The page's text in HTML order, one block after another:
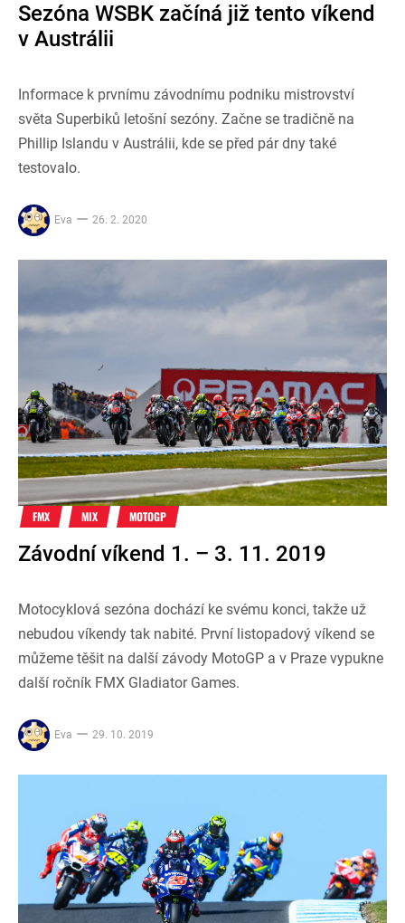
Sezóna WSBK začíná již tento víkend
v Austrálii
Informace k prvnímu závodnímu podniku mistrovství
světa Superbiků letošní sezóny. Začne se tradičně na
Phillip Islandu v Austrálii, kde se před pár dny také
testovalo.
Eva 26. 2. 2020
FMX MIX MOTOGP
Závodní víkend 1. – 3. 11. 2019
Motocyklová sezóna dochází ke svému konci, takže už
nebudou víkendy tak nabité. První listopadový víkend se
můžeme těšit na další závody MotoGP a v Praze vypukne
další ročník FMX Gladiator Games.
Eva 29. 10. 2019